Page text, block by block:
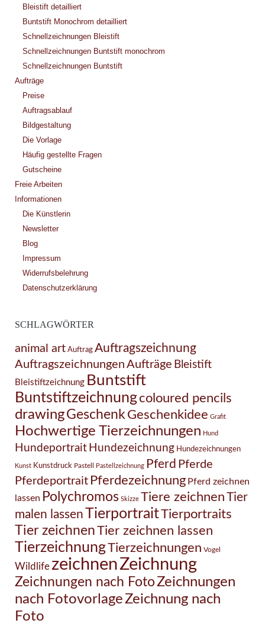
Bleistift detailliert
Buntstift Monochrom detailliert
Schnellzeichnungen Bleistift
Schnellzeichnungen Buntstift monochrom
Schnellzeichnungen Buntstift
Aufträge
Preise
Auftragsablauf
Bildgestaltung
Die Vorlage
Häufig gestellte Fragen
Gutscheine
Freie Arbeiten
Informationen
Die Künstlerin
Newsletter
Blog
Impressum
Widerrufsbelehrung
Datenschutzerklärung
SCHLAGWÖRTER
animal art Auftrag Auftragszeichnung
Auftragszeichnungen Aufträge Bleistift
Bleistiftzeichnung Buntstift
Buntstiftzeichnungcoloured pencils
drawingGeschenk Geschenkidee Grafit
Hochwertige Tierzeichnungen Hund
Hundeportrait Hundezeichnung Hundezeichnungen
Kunst Kunstdruck Pastell Pastellzeichnung Pferd Pferde
Pferdeportrait Pferdezeichnung Pferd zeichnen
lassen Polychromos Skizze Tiere zeichnenTier
malen lassenTierportraitTierportraits
Tier zeichnenTier zeichnen lassen
TierzeichnungTierzeichnungen Vogel
Wildlife zeichnenZeichnung
Zeichnungen nach FotoZeichnungen
nach FotovorlageZeichnung nach
Foto